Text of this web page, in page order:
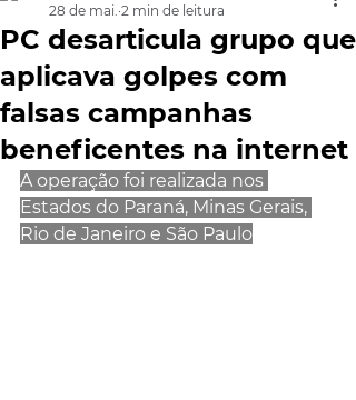
PC desarticula grupo que
aplicava golpes com
falsas campanhas
beneficentes na internet
28 de mai. 2 min de leitura
A operação foi realizada nos
Estados do Paraná, Minas Gerais,
Rio de Janeiro e São Paulo